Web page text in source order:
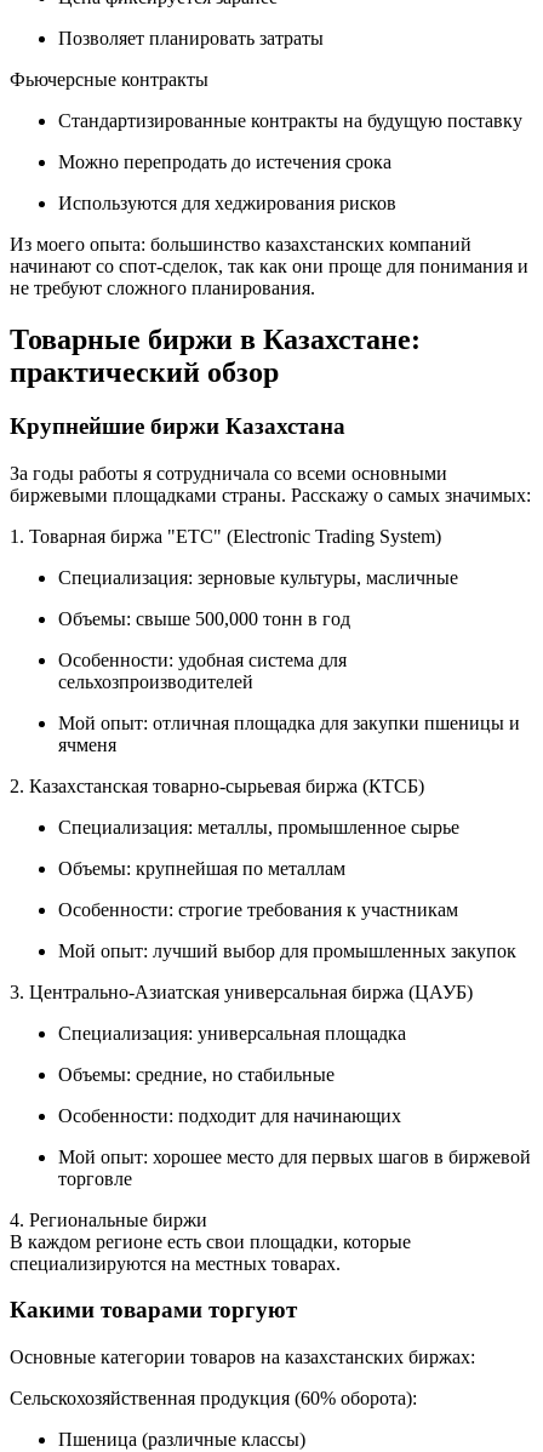
Позволяет планировать затраты
Фьючерсные контракты
Стандартизированные контракты на будущую поставку
Можно перепродать до истечения срока
Используются для хеджирования рисков
Из моего опыта: большинство казахстанских компаний
начинают со спот-сделок, так как они проще для понимания и
не требуют сложного планирования.
Товарные биржи в Казахстане:
практический обзор
Крупнейшие биржи Казахстана
За годы работы я сотрудничала со всеми основными
биржевыми площадками страны. Расскажу о самых значимых:
1. Товарная биржа "ЕТС" (Electronic Trading System)
Специализация: зерновые культуры, масличные
Объемы: свыше 500,000 тонн в год
Особенности: удобная система для
сельхозпроизводителей
Мой опыт: отличная площадка для закупки пшеницы и
ячменя
2. Казахстанская товарно-сырьевая биржа (КТСБ)
Специализация: металлы, промышленное сырье
Объемы: крупнейшая по металлам
Особенности: строгие требования к участникам
Мой опыт: лучший выбор для промышленных закупок
3. Центрально-Азиатская универсальная биржа (ЦАУБ)
Специализация: универсальная площадка
Объемы: средние, но стабильные
Особенности: подходит для начинающих
Мой опыт: хорошее место для первых шагов в биржевой
торговле
4. Региональные биржи
В каждом регионе есть свои площадки, которые
специализируются на местных товарах.
Какими товарами торгуют
Основные категории товаров на казахстанских биржах:
Сельскохозяйственная продукция (60% оборота):
Пшеница (различные классы)